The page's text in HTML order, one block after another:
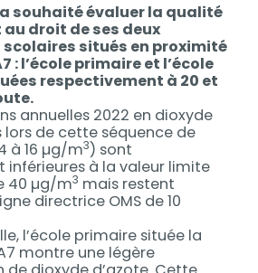
a souhaité évaluer la qualité
droit de ses deux
situés en proximité
: l’école primaire et l’école
respectivement à 20 et
annuelles 2022 en dioxyde
lors de cette séquence de
à 16 µg/m3) sont
à la valeur limite
40 µg/m3 mais restent
directrice OMS de 10
l’école primaire située la
montre une légère